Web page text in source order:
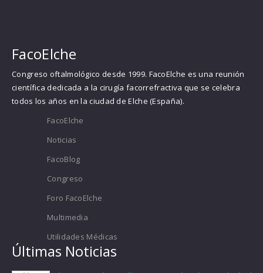
FacoElche
Congreso oftalmológico desde 1999. FacoElche es una reunión
científica dedicada a la cirugía facorrefractiva que se celebra
todos los años en la ciudad de Elche (España).
FacoElche
Noticias
FacoBlog
Congreso
Foro FacoElche
Multimedia
Utilidades Médicas
Últimas Noticias